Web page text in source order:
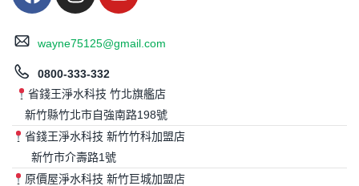
wayne75125@gmail.com
0800-333-332
省錢王淨水科技 竹北旗艦店
新竹縣竹北市自強南路198號
省錢王淨水科技 新竹竹科加盟店
新竹市介壽路1號
原價屋淨水科技 新竹巨城加盟店